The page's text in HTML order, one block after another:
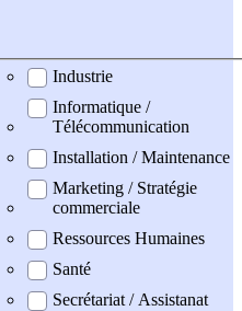
Industrie
Informatique /
Télécommunication
Installation / Maintenance
Marketing / Stratégie
commerciale
Ressources Humaines
Santé
Secrétariat / Assistanat